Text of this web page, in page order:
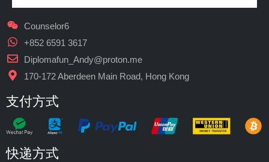
Counselor6
+852 6591 3617
Diplomafun_Andy@proton.me
170-172 Aberdeen Main Road, Hong Kong
支付方式
快递方式